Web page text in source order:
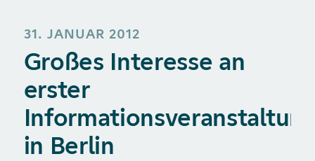
31. JANUAR 2012
Großes Interesse an
erster
in Berlin